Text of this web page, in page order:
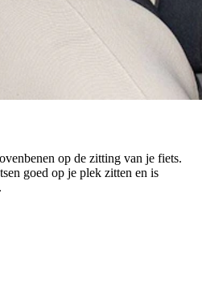
op de zitting van je fiets.
goed op je plek zitten en is